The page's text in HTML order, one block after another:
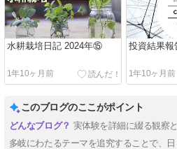
水耕栽培日記 2024年⑮
1年10ヶ月前
投資結果報
1年10ヶ月前
このブログのここがポイント
実体験を詳細に綴る観察
多岐にわたるテーマを追究することで、